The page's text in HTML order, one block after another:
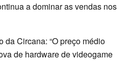
a dominar as vendas nos
da Circana: “O preço médio
de hardware de videogame